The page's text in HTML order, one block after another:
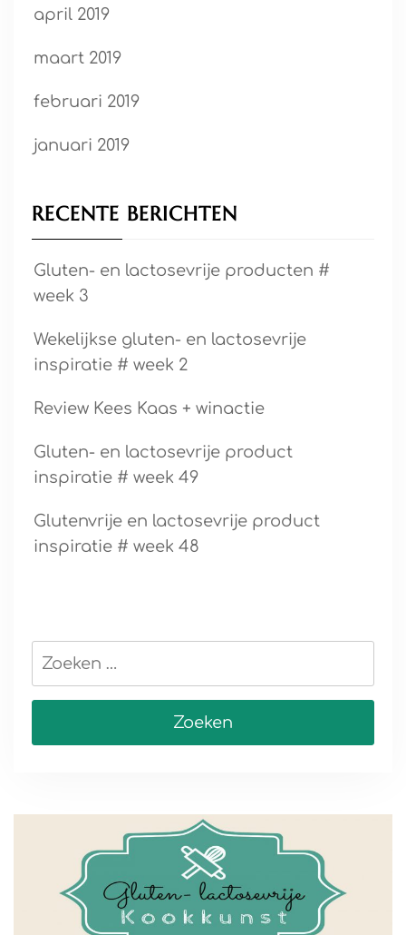
april 2019
maart 2019
februari 2019
januari 2019
RECENTE BERICHTEN
Gluten- en lactosevrije producten #
week 3
Wekelijkse gluten- en lactosevrije
inspiratie # week 2
Review Kees Kaas + winactie
Gluten- en lactosevrije product
inspiratie # week 49
Glutenvrije en lactosevrije product
inspiratie # week 48
Zoeken